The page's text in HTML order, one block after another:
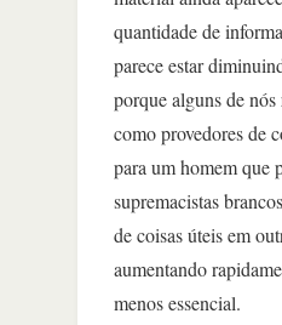
quantidade de
parece estar
porque alguns de
como provedores de
para um homem que
supremacistas
de coisas úteis em
aumentando
menos essencial.